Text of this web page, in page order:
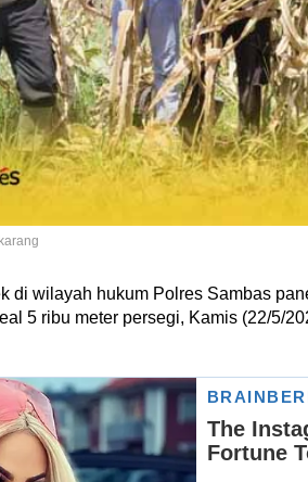
di wilayah hukum Polres Sambas
5 ribu meter persegi, Kamis (22/5/